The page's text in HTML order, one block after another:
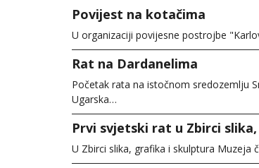
Povijest na kotačima
U organizaciji povijesne postrojbe
Rat na Dardanelima
Početak rata na istočnom sredozemlju
Ugarska…
Prvi svjetski rat u Zbirci
U Zbirci slika, grafika i skulptura Muzeja